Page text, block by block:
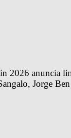
2026 anuncia
Jorge